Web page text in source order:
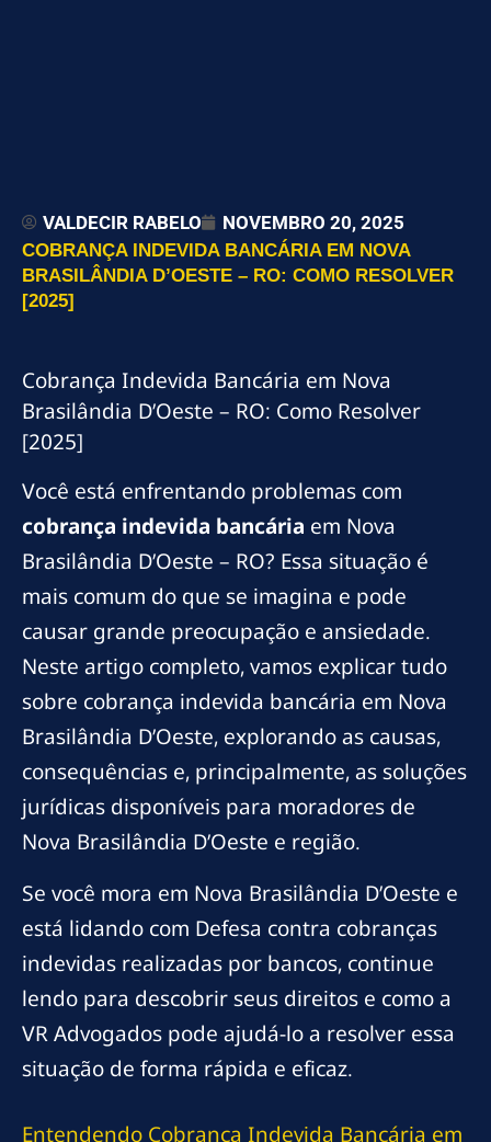
VALDECIR RABELO NOVEMBRO 20, 2025
COBRANÇA INDEVIDA BANCÁRIA EM NOVA
BRASILÂNDIA D’OESTE – RO: COMO RESOLVER
[2025]
Cobrança Indevida Bancária em Nova
Brasilândia D’Oeste – RO: Como Resolver
[2025]
Você está enfrentando problemas com
cobrança indevida bancária em Nova
Brasilândia D’Oeste – RO? Essa situação é
mais comum do que se imagina e pode
causar grande preocupação e ansiedade.
Neste artigo completo, vamos explicar tudo
sobre cobrança indevida bancária em Nova
Brasilândia D’Oeste, explorando as causas,
consequências e, principalmente, as soluções
jurídicas disponíveis para moradores de
Nova Brasilândia D’Oeste e região.
Se você mora em Nova Brasilândia D’Oeste e
está lidando com Defesa contra cobranças
indevidas realizadas por bancos, continue
lendo para descobrir seus direitos e como a
VR Advogados pode ajudá-lo a resolver essa
situação de forma rápida e eficaz.
Entendendo Cobrança Indevida Bancária em